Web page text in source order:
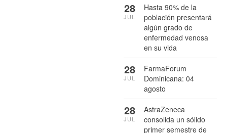
Hasta 90% de la
población presentará
algún grado de
enfermedad venosa
en su vida
28
JUL
FarmaForum
Dominicana: 04
agosto
28
JUL
AstraZeneca
consolida un sólido
primer semestre de
28
JUL